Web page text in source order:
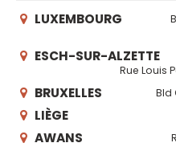
LUXEMBOURG
ESCH-SUR-ALZETTE
Rue Louis
BRUXELLES Bld
LIÈGE
AWANS